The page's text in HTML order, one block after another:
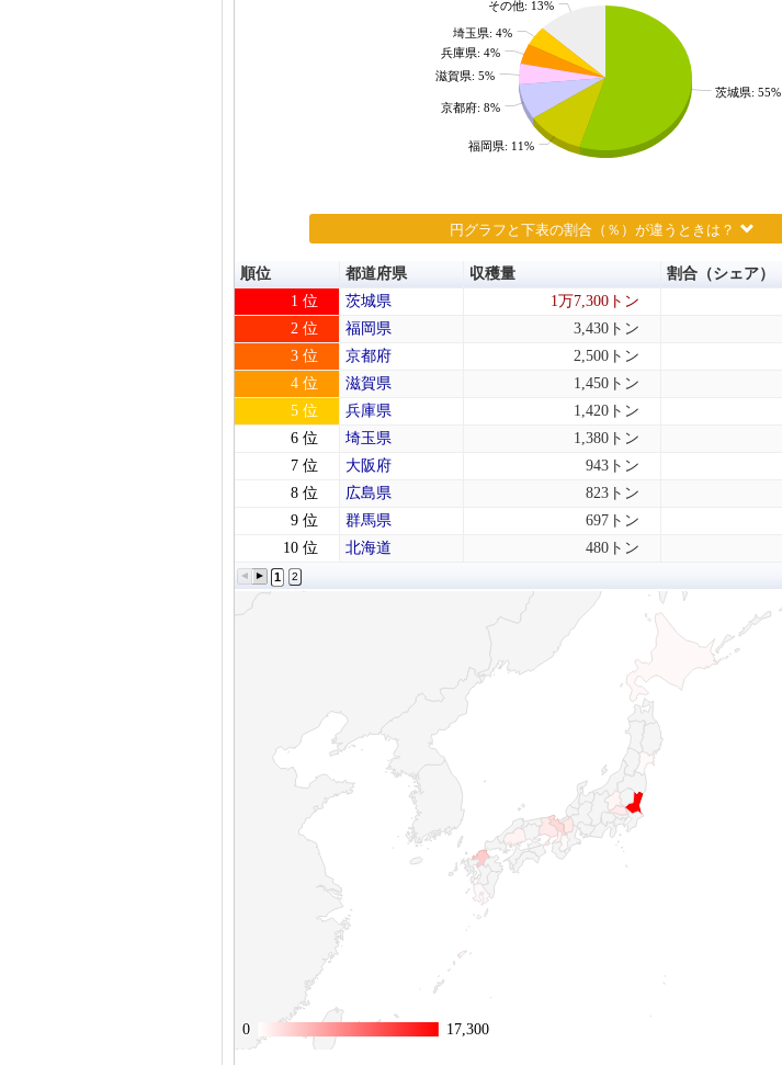
茨城県: 55%
福岡県: 11%
京都府: 8%
滋賀県: 5%
兵庫県: 4%
埼玉県: 4%
その他: 13%
円グラフと下表の割合（％）が違うときは？
順位 都道府県 収穫量
割合（シェア）
1 位
茨城県 1万7,300トン
2 位
福岡県 3,430トン
3 位
京都府 2,500トン
4 位
滋賀県 1,450トン
5 位
兵庫県 1,420トン
6 位
埼玉県 1,380トン
7 位
大阪府 943トン
8 位
広島県 823トン
9 位
群馬県 697トン
10 位
北海道 480トン
1 2
0
0 17,300
17,300